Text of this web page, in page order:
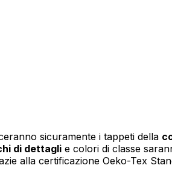
sicuramente i tappeti della
di dettagli e colori di classe
alla certificazione Oeko-Tex